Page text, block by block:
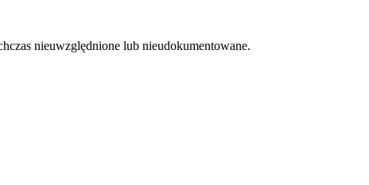
nieuwzględnione lub nieudokumentowane.